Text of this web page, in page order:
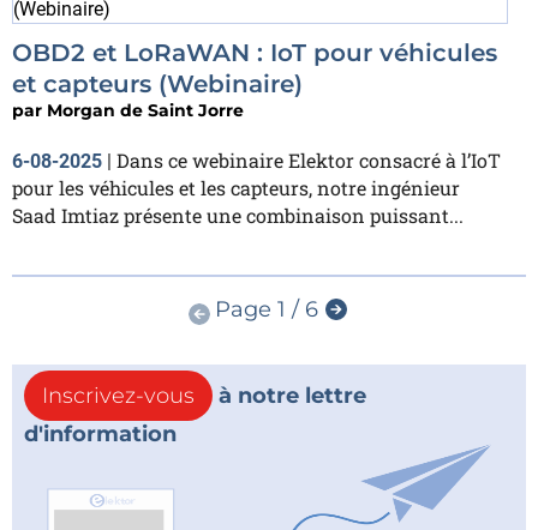
OBD2 et LoRaWAN : IoT pour véhicules
et capteurs (Webinaire)
par Morgan de Saint Jorre
6-08-2025
Dans ce webinaire Elektor consacré à l’IoT
pour les véhicules et les capteurs, notre ingénieur
Saad Imtiaz présente une combinaison puissant...
Page 1 / 6
Inscrivez-vous
à notre lettre
d'information